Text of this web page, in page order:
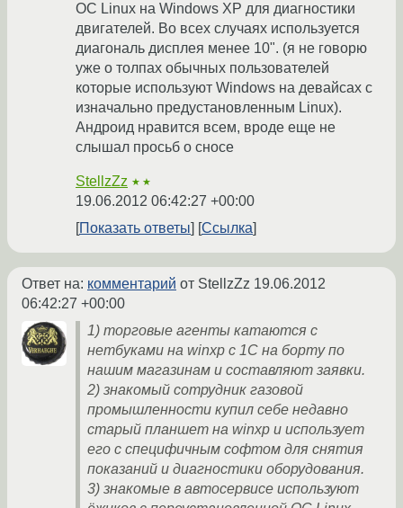
ОС Linux на Windows XP для диагностики
двигателей. Во всех случаях используется
диагональ дисплея менее 10". (я не говорю
уже о толпах обычных пользователей
которые используют Windows на девайсах с
изначально предустановленным Linux).
Андроид нравится всем, вроде еще не
слышал просьб о сносе
StellzZz ★★
19.06.2012 06:42:27 +00:00
Показать ответы
Ссылка
Ответ на: комментарий от StellzZz 19.06.2012
06:42:27 +00:00
1) торговые агенты катаются с
нетбуками на winxp с 1С на борту по
нашим магазинам и составляют заявки.
2) знакомый сотрудник газовой
промышленности купил себе недавно
старый планшет на winxp и использует
его с специфичным софтом для снятия
показаний и диагностики оборудования.
3) знакомые в автосервисе используют